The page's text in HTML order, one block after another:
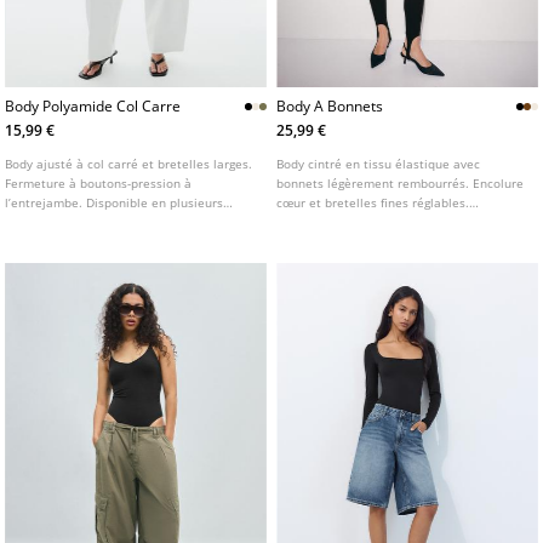
Body Polyamide Col Carre
15,99 €
Body ajusté à col carré et bretelles larges.
Fermeture à boutons-pression à
l’entrejambe. Disponible en plusieurs
Body A Bonnets
25,99 €
Body cintré en tissu élastique avec
bonnets légèrement rembourrés. Encolure
cœur et bretelles fines réglables.